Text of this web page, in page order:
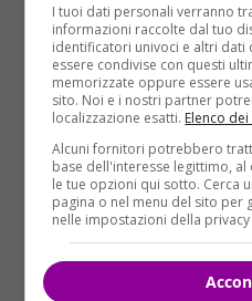
Secondo un memoriale
in procura, di cui a fine
notizia Repubblica,
attorno a Virginia Raggi
esistito almeno fino
Raineri – un “Raggio
condizionare in
comportamenti politico-
vice
, il
I tuoi dati personali verranno
informazioni raccolte dal tuo
identificatori univoci e altri
essere condivise con questi
memorizzate oppure essere
sito. Noi e i nostri partner
localizzazione esatti. Elenco
Alcuni fornitori potrebbero
base dell'interesse legittimo,
le tue opzioni qui sotto. Cerca
pagina o nel menu del sito per
nelle impostazioni della